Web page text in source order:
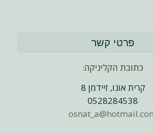
פרטי קשר
כתובת הקליניקה:
קרית אונו, זיידמן 8
0528284538